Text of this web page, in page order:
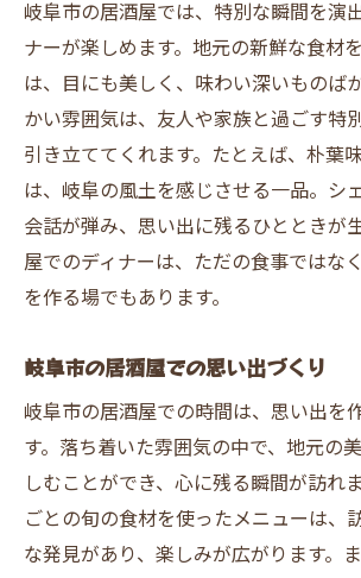
岐阜市の居酒屋では、特別な瞬間を演
ナーが楽しめます。地元の新鮮な食材
は、目にも美しく、味わい深いものば
かい雰囲気は、友人や家族と過ごす特
引き立ててくれます。たとえば、朴葉
は、岐阜の風土を感じさせる一品。シ
会話が弾み、思い出に残るひとときが
屋でのディナーは、ただの食事ではな
を作る場でもあります。
岐阜市の居酒屋での思い出づくり
岐阜市の居酒屋での時間は、思い出を
す。落ち着いた雰囲気の中で、地元の
しむことができ、心に残る瞬間が訪れ
ごとの旬の食材を使ったメニューは、
な発見があり、楽しみが広がります。